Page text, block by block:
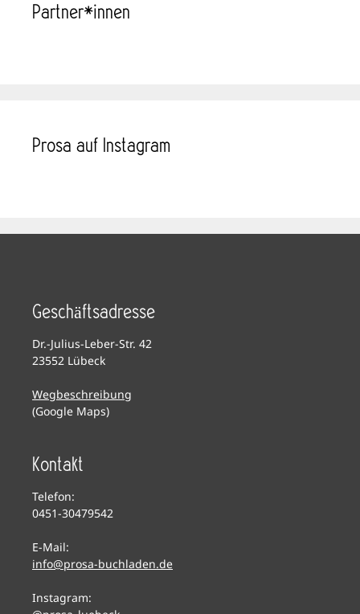
Partner*innen
Prosa auf Instagram
Geschäftsadresse
Dr.-Julius-Leber-Str. 42
23552 Lübeck
Wegbeschreibung
(Google Maps)
Kontakt
Telefon:
0451-30479542
E-Mail:
info@prosa-buchladen.de
Instagram: